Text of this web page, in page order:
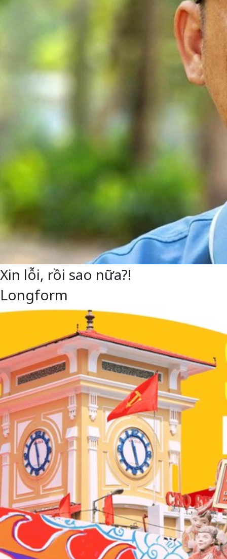
Xin lỗi, rồi sao nữa?!
Longform